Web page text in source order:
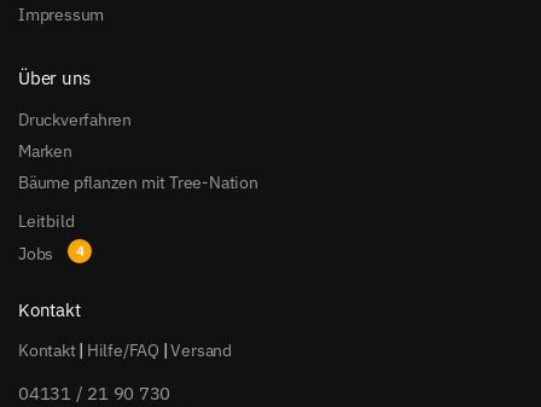
Impressum
Über uns
Druckverfahren
Marken
Bäume pflanzen mit Tree-Nation
Leitbild
Jobs
Kontakt
Kontakt| Hilfe/FAQ |Versand
04131 / 21 90 730